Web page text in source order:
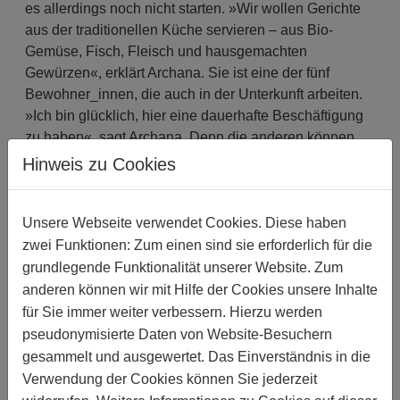
es allerdings noch nicht starten. »Wir wollen Gerichte
aus der traditionellen Küche servieren – aus Bio-
Gemüse, Fisch, Fleisch und hausgemachten
Gewürzen«, erklärt Archana. Sie ist eine der fünf
Bewohner_innen, die auch in der Unterkunft arbeiten.
»Ich bin glücklich, hier eine dauerhafte Beschäftigung
zu haben«, sagt Archana. Denn die anderen können
nur drei Monate in der Unterkunft bleiben.
»Ich hätte im März 2020 gehen sollen«, berichtet die
22-jährige Ameya, die im Dezember 2019 in die
Einrichtung kam. »Aber dann kam der Lockdown, und
ich konnte noch ein paar Monate länger bleiben.« Im
Juni 2019 hatte sie ihre Hormontherapie begonnen,
Wirtschaftsstudium abzuschließen, erzählt sie. »Ich
hoffe, anschließend einen Job in einem Büro zu finden.
Aber mir ist klar, dass das nicht einfach wird, da die
Hinweis zu Cookies
Unsere Webseite verwendet Cookies. Diese haben
zwei Funktionen: Zum einen sind sie erforderlich für die
grundlegende Funktionalität unserer Website. Zum
anderen können wir mit Hilfe der Cookies unsere Inhalte
für Sie immer weiter verbessern. Hierzu werden
pseudonymisierte Daten von Website-Besuchern
gesammelt und ausgewertet. Das Einverständnis in die
Verwendung der Cookies können Sie jederzeit